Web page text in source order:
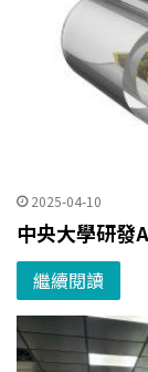
2025-04-10
中央大學研發
繼續閱讀